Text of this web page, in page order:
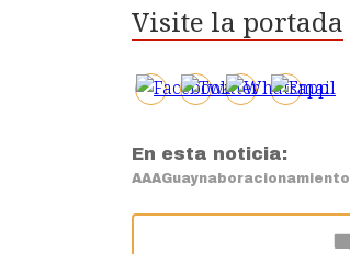
Visite la portada
En esta noticia:
AAAGuaynaboracionamiento